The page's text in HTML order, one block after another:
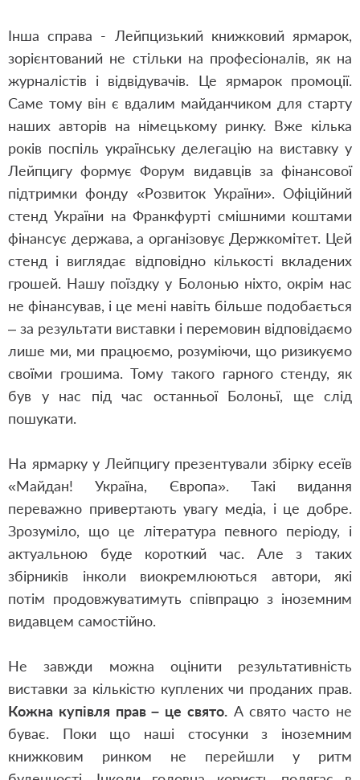
Інша справа - Лейпцизький книжковий ярмарок,
зорієнтований не стільки на професіоналів, як на
журналістів і відвідувачів. Це ярмарок промоції.
Саме тому він є вдалим майданчиком для старту
наших авторів на німецькому ринку. Вже кілька
років поспіль українську делегацію на виставку у
Лейпцигу формує Форум видавців за фінансової
підтримки фонду «Розвиток України». Офіційний
стенд України на Франкфурті смішними коштами
фінансує держава, а організовує Держкомітет. Цей
стенд і виглядає відповідно кількості вкладених
грошей. Нашу поїздку у Болонью ніхто, окрім нас
не фінансував, і це мені навіть більше подобається
– за результати виставки і перемовин відповідаємо
лише ми, ми працюємо, розуміючи, що ризикуємо
своїми грошима. Тому такого гарного стенду, як
був у нас під час останньої Болоньї, ще слід
пошукати.
На ярмарку у Лейпцигу презентували збірку есеїв
«Майдан! Україна, Європа». Такі видання
переважно привертають увагу медіа, і це добре.
Зрозуміло, що це література певного періоду, і
актуальною буде короткий час. Але з таких
збірників інколи виокремлюються автори, які
потім продовжуватимуть співпрацю з іноземним
видавцем самостійно.
Не завжди можна оцінити результативність
виставки за кількістю куплених чи проданих прав.
Кожна купівля прав – це свято.А свято часто не
буває. Поки що наші стосунки з іноземним
книжковим ринком не перейшли у ритм